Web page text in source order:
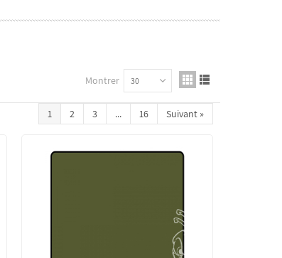
Montrer 30
1 2 3 ... 16 Suivant »